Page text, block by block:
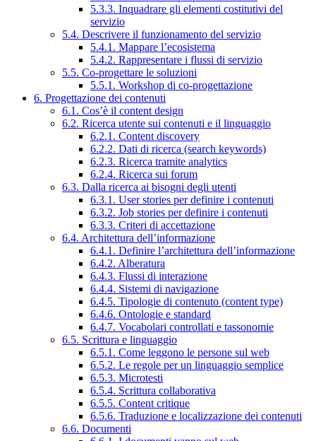
5.3.3. Inquadrare gli elementi costitutivi del
servizio
5.4. Descrivere il funzionamento del servizio
5.4.1. Mappare l’ecosistema
5.4.2. Rappresentare i flussi di servizio
5.5. Co-progettare le soluzioni
5.5.1. Workshop di co-progettazione
6. Progettazione dei contenuti
6.1. Cos’è il content design
6.2. Ricerca utente sui contenuti e il linguaggio
6.2.1. Content discovery
6.2.2. Dati di ricerca (search keywords)
6.2.3. Ricerca tramite analytics
6.2.4. Ricerca sui forum
6.3. Dalla ricerca ai bisogni degli utenti
6.3.1. User stories per definire i contenuti
6.3.2. Job stories per definire i contenuti
6.3.3. Criteri di accettazione
6.4. Architettura dell’informazione
6.4.1. Definire l’architettura dell’informazione
6.4.2. Alberatura
6.4.3. Flussi di interazione
6.4.4. Sistemi di navigazione
6.4.5. Tipologie di contenuto (content type)
6.4.6. Ontologie e standard
6.4.7. Vocabolari controllati e tassonomie
6.5. Scrittura e linguaggio
6.5.1. Come leggono le persone sul web
6.5.2. Le regole per un linguaggio semplice
6.5.3. Microtesti
6.5.4. Scrittura collaborativa
6.5.5. Content critique
6.5.6. Traduzione e localizzazione dei contenuti
6.6. Documenti